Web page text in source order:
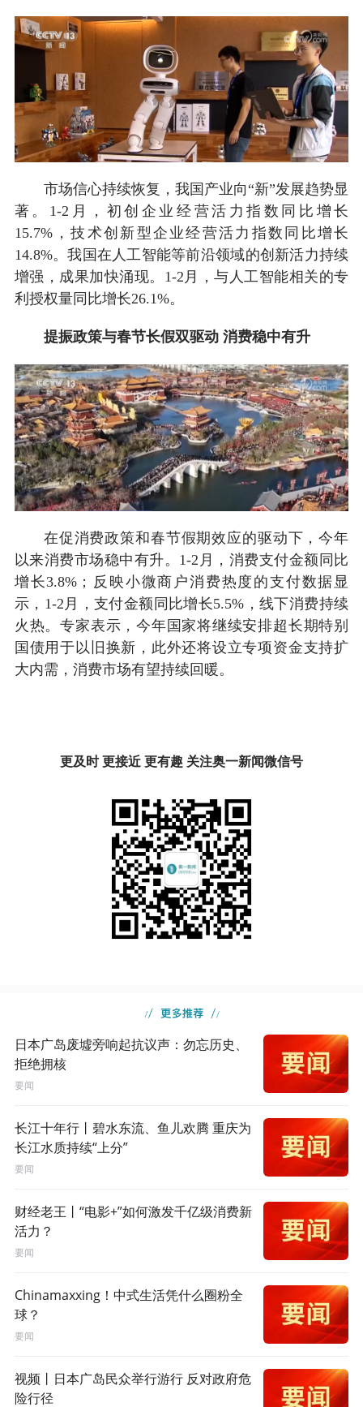
市场信心持续恢复，我国产业向“新”发展趋势显
著。1-2月，初创企业经营活力指数同比增长
15.7%，技术创新型企业经营活力指数同比增长
14.8%。我国在人工智能等前沿领域的创新活力持续
增强，成果加快涌现。1-2月，与人工智能相关的专
利授权量同比增长26.1%。
提振政策与春节长假双驱动 消费稳中有升
在促消费政策和春节假期效应的驱动下，今年
以来消费市场稳中有升。1-2月，消费支付金额同比
增长3.8%；反映小微商户消费热度的支付数据显
示，1-2月，支付金额同比增长5.5%，线下消费持续
火热。专家表示，今年国家将继续安排超长期特别
国债用于以旧换新，此外还将设立专项资金支持扩
大内需，消费市场有望持续回暖。
更及时 更接近 更有趣 关注奥一新闻微信号
日本广岛废墟旁响起抗议声：勿忘历史、
拒绝拥核
要闻
长江十年行丨碧水东流、鱼儿欢腾 重庆为
长江水质持续“上分”
要闻
财经老王丨“电影+”如何激发千亿级消费新
活力？
要闻
Chinamaxxing！中式生活凭什么圈粉全
球？
要闻
视频丨日本广岛民众举行游行 反对政府危
险行径